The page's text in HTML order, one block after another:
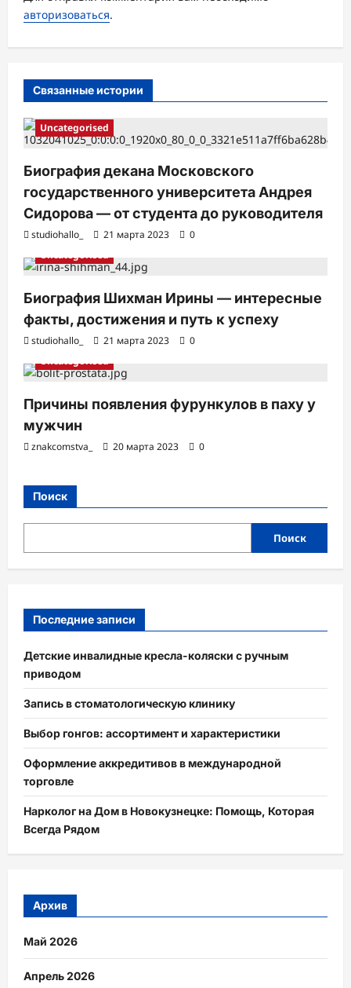
а
и
авторизоваться.
Связанные истории
Uncategorised
Биография декана Московского
государственного университета Андрея
Сидорова — от студента до руководителя
studiohallo_ 21 марта 2023
0
Uncategorised
Биография Шихман Ирины — интересные
факты, достижения и путь к успеху
studiohallo_ 21 марта 2023
0
Uncategorised
Причины появления фурункулов в паху у
мужчин
znakcomstva_ 20 марта 2023 0
Поиск
Поиск
Последние записи
Детские инвалидные кресла-коляски с ручным
приводом
Запись в стоматологическую клинику
Выбор гонгов: ассортимент и характеристики
Оформление аккредитивов в международной
торговле
Нарколог на Дом в Новокузнецке: Помощь, Которая
Всегда Рядом
Архив
Май 2026
Апрель 2026